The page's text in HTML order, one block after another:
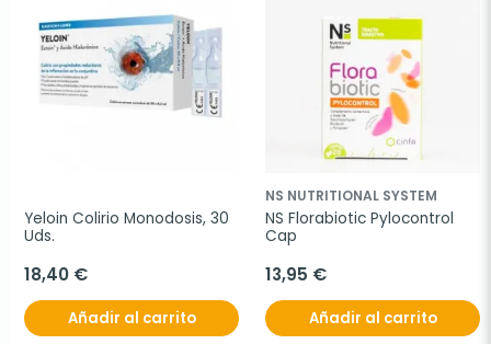
Yeloin Colirio Monodosis, 30
Uds.
18,40 €
Añadir al carrito
NS NUTRITIONAL SYSTEM
NS Florabiotic Pylocontrol
Cap
13,95 €
Añadir al carrito